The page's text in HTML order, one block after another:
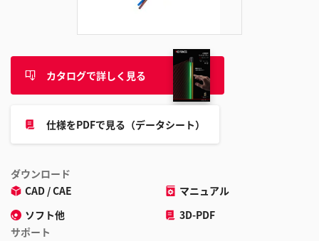
カタログで詳しく見る
仕様をPDFで見る（データシート）
ダウンロード
CAD / CAE
マニュアル
ソフト他
3D-PDF
サポート